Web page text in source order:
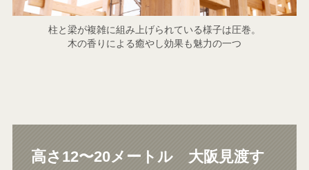
柱と梁が複雑に組み上げられている様子は圧巻。
木の香りによる癒やし効果も魅力の一つ
高さ12〜20メートル 大阪見渡す